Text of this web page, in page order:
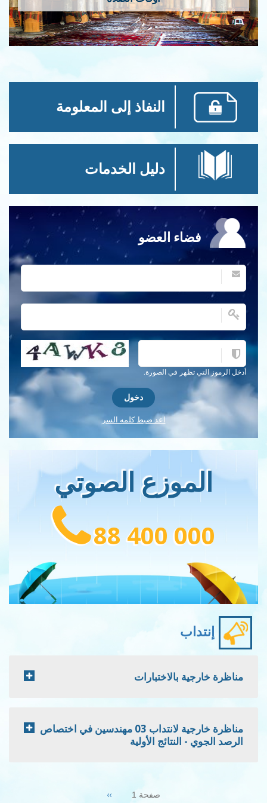
النفاذ إلى المعلومة
دليل الخدمات
فضاء العضو
أدخل الرموز التي تظهر في الصورة.
احصل على كلمة التحقق جديدة!
اعد ضبط كلمه السر
الموزع الصوتي
88 400 000
إنتداب
مناظرة خارجية بالاختبارات
مناظرة خارجية لانتداب 03 مهندسين في اختصاص
الرصد الجوي - النتائج الأولية
صفحة 1 Next
››